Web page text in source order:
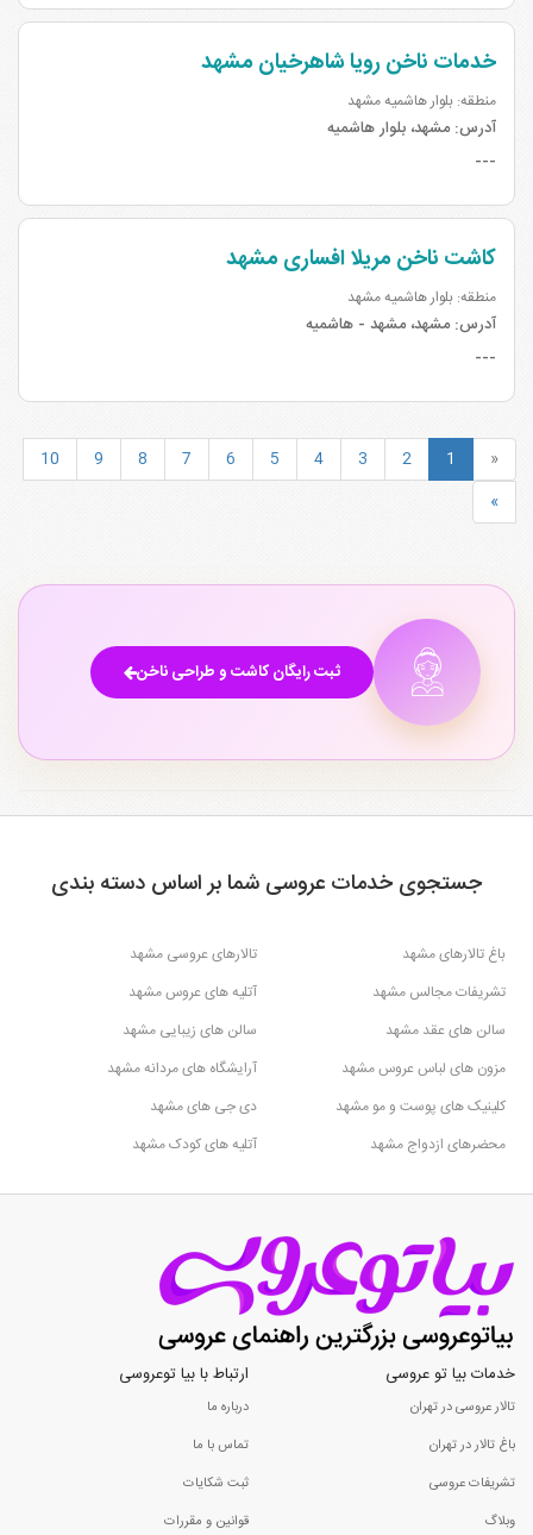
خدمات ناخن رویا شاهرخیان مشهد
منطقه: بلوار هاشمیه مشهد
آدرس:مشهد، بلوار هاشمیه
---
کاشت ناخن مریلا افساری مشهد
منطقه: بلوار هاشمیه مشهد
آدرس:مشهد، مشهد - هاشمیه
---
«
1
2
3
4
5
6
7
8
9
10
»
ثبت رایگان کاشت و طراحی ناخن
جستجوی خدمات عروسی شما بر اساس دسته بندی
باغ تالارهای مشهد
تالارهای عروسی مشهد
تشریفات مجالس مشهد
آتلیه های عروس مشهد
سالن های عقد مشهد
سالن های زیبایی مشهد
مزون های لباس عروس مشهد
آرایشگاه های مردانه مشهد
کلینیک های پوست و مو مشهد
دی جی های مشهد
محضرهای ازدواج مشهد
آتلیه های کودک مشهد
خدمات بیا تو عروسی
تالار عروسی در تهران
باغ تالار در تهران
تشریفات عروسی
وبلاگ
ارتباط با بیا توعروسی
درباره ما
تماس با ما
ثبت شکایات
قوانین و مقررات